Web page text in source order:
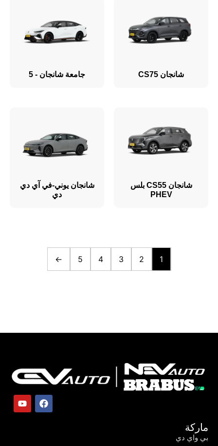
شانجان CS75 جامعة شانجان - 5
شانجان CS55 بلس
PHEV
شانجان يوني-في آي دي
دي
1
2
3
4
5
←
ماركة
بي واي دي